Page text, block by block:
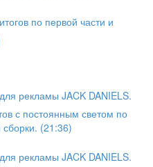
по первой части и
рекламы JACK DANIELS.
с постоянным светом по
(21:36)
рекламы JACK DANIELS.